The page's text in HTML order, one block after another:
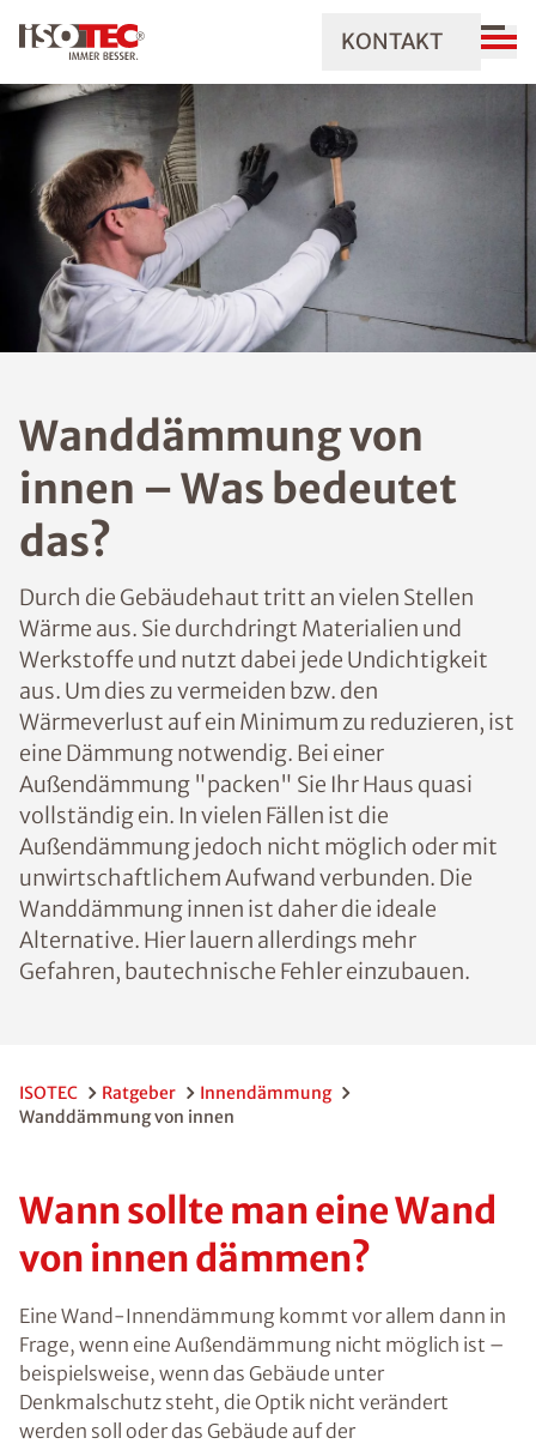
KONTAKT
Wanddämmung von
innen – Was bedeutet
das?
Durch die Gebäudehaut tritt an vielen Stellen
Wärme aus. Sie durchdringt Materialien und
Werkstoffe und nutzt dabei jede Undichtigkeit
aus. Um dies zu vermeiden bzw. den
Wärmeverlust auf ein Minimum zu reduzieren, ist
eine Dämmung notwendig. Bei einer
Außendämmung "packen" Sie Ihr Haus quasi
vollständig ein. In vielen Fällen ist die
Außendämmung jedoch nicht möglich oder mit
unwirtschaftlichem Aufwand verbunden. Die
Wanddämmung innen ist daher die ideale
Alternative. Hier lauern allerdings mehr
Gefahren, bautechnische Fehler einzubauen.
ISOTEC Ratgeber
Innendämmung
Wanddämmung von innen
Wann sollte man eine Wand
von innen dämmen?
Eine Wand-Innendämmung kommt vor allem dann in
Frage, wenn eine Außendämmung nicht möglich ist –
beispielsweise, wenn das Gebäude unter
Denkmalschutz steht, die Optik nicht verändert
werden soll oder das Gebäude auf der